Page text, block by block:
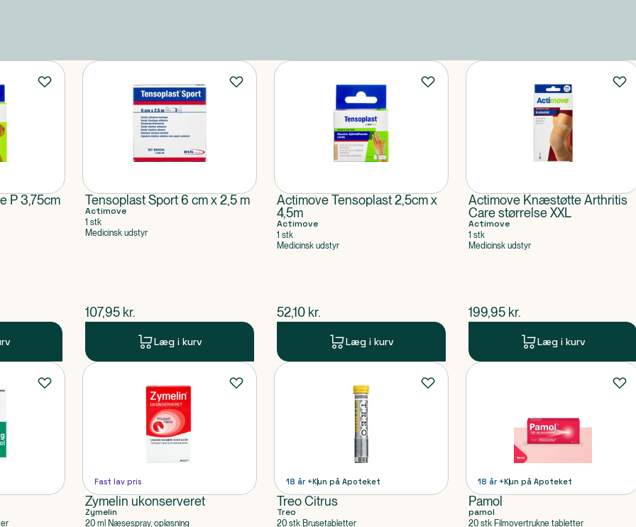
P 3,75cm
Tensoplast Sport 6 cm x 2,5 m
Actimove
1 stk
Medicinsk udstyr
$nuværende pris
107,95 kr.
Læg i kurv
Actimove Tensoplast 2,5cm x
4,5m
Actimove
1 stk
Medicinsk udstyr
$nuværende pris
52,10 kr.
Læg i kurv
Actimove Knæstøtte Arthritis
Care størrelse XXL
Actimove
1 stk
Medicinsk udstyr
$nuværende pris
199,95 kr.
Læg i kurv
Fast lav pris
Zymelin ukonserveret
Zymelin
20 ml Næsespray, opløsning
18 år +Kun på Apoteket
Treo Citrus
Treo
20 stk Brusetabletter
18 år +Kun på Apoteket
Pamol
pamol
20 stk Filmovertrukne tabletter